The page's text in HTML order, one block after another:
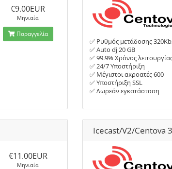
€9.00EUR
Μηνιαία
Παραγγελία
✅ Ρυθμός μετάδοσης
✅ Auto dj 20 GB
✅ 99.9% Χρόνος
✅ 24/7 Υποστήριξη
✅ Μέγιστοι ακροατές 600
✅ Υποστήριξη SSL
✅ Δωρεάν εγκατάσταση
€11.00EUR
Μηνιαία
Icecast/V2/Centova